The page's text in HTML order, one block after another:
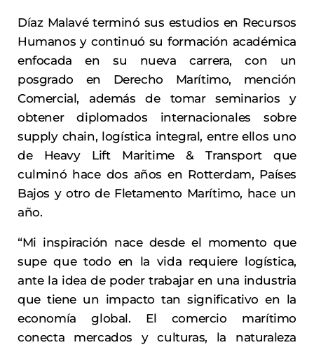
Díaz Malavé terminó sus estudios en Recursos
Humanos y continuó su formación académica
enfocada en su nueva carrera, con un
posgrado en Derecho Marítimo, mención
Comercial, además de tomar seminarios y
obtener diplomados internacionales sobre
supply chain, logística integral, entre ellos uno
de Heavy Lift Maritime & Transport que
culminó hace dos años en Rotterdam, Países
Bajos y otro de Fletamento Marítimo, hace un
año.
“Mi inspiración nace desde el momento que
supe que todo en la vida requiere logística,
ante la idea de poder trabajar en una industria
que tiene un impacto tan significativo en la
economía global. El comercio marítimo
conecta mercados y culturas, la naturaleza